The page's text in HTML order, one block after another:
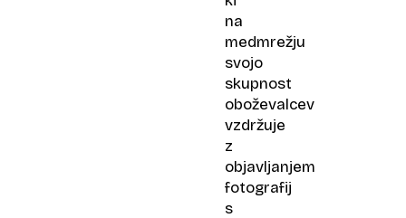
na
medmrežju
svojo
skupnost
oboževalcev
vzdržuje
z
objavljanjem
fotografij
s